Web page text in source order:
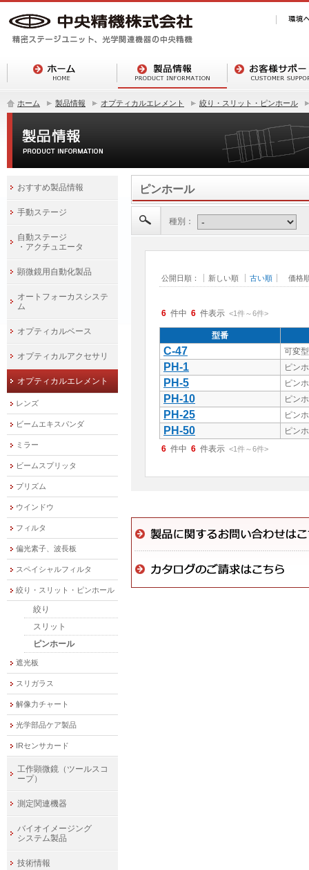
ホーム 製品情報 オプティカルエレメント 絞り・スリット・ピンホール
ピンホール
種別：
公開日順： 新しい順 古い順 価格
6 件中 6 件表示 <1件～6件>
型番
C-47 可変
PH-1 ピン
PH-5 ピン
PH-10 ピン
PH-25 ピン
PH-50
ピン
6 件中 6 件表示 <1件～6件>
おすすめ製品情報
手動ステージ
自動ステージ
・アクチュエータ
顕微鏡用自動化製品
オートフォーカスシステ
ム
オプティカルベース
オプティカルアクセサリ
オプティカルエレメント
レンズ
ビームエキスパンダ
ミラー
ビームスプリッタ
プリズム
ウインドウ
フィルタ
偏光素子、波長板
スペイシャルフィルタ
絞り・スリット・ピンホール
絞り
スリット
ピンホール
遮光板
スリガラス
解像力チャート
光学部品ケア製品
IRセンサカード
工作顕微鏡（ツールスコ
ープ）
測定関連機器
バイオイメージング
システム製品
技術情報